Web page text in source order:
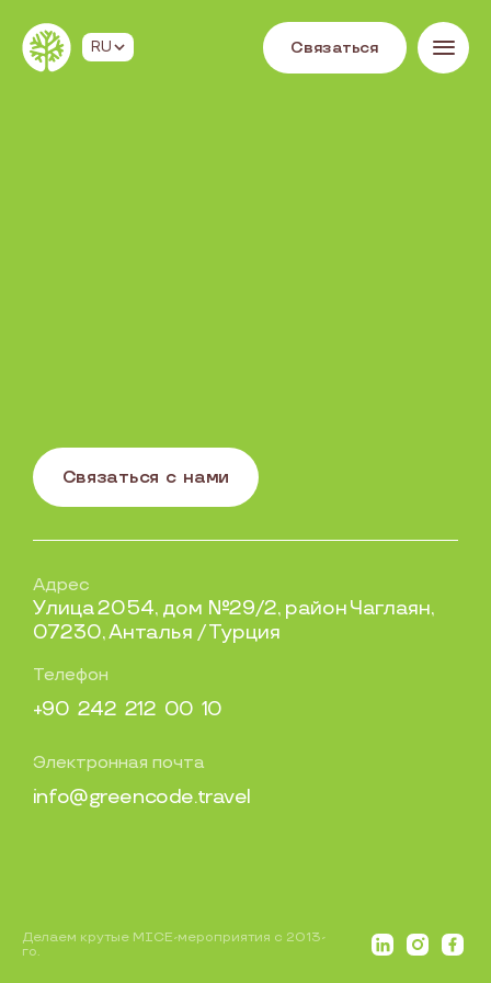
RU Связаться
Связаться с нами
Адрес
Улица 2054, дом №29/2, район Чаглаян,
07230, Анталья / Турция
Телефон
+90 242 212 00 10
Электронная почта
info@greencode.travel
Делаем крутые MICE-мероприятия с 2013-
го.